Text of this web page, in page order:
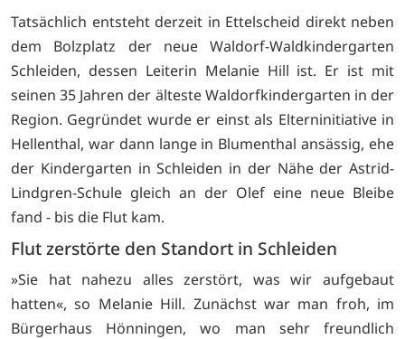
Tatsächlich entsteht derzeit in Ettelscheid direkt neben
dem Bolzplatz der neue Waldorf-Waldkindergarten
Schleiden, dessen Leiterin Melanie Hill ist. Er ist mit
seinen 35 Jahren der älteste Waldorfkindergarten in der
Region. Gegründet wurde er einst als Elterninitiative in
Hellenthal, war dann lange in Blumenthal ansässig, ehe
der Kindergarten in Schleiden in der Nähe der Astrid-
Lindgren-Schule gleich an der Olef eine neue Bleibe
fand - bis die Flut kam.
Flut zerstörte den Standort in Schleiden
»Sie hat nahezu alles zerstört, was wir aufgebaut
hatten«, so Melanie Hill. Zunächst war man froh, im
Bürgerhaus Hönningen, wo man sehr freundlich